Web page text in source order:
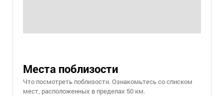
Места поблизости
Что посмотреть поблизости. Ознакомьтесь со списком
мест, расположенных в пределах 50 км.